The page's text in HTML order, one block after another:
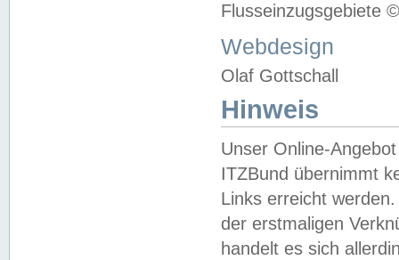
Flusseinzugsgebiete
Webdesign
Olaf Gottschall
Hinweis
Unser Online-
ITZBund übernimmt
Links erreicht
der erstmaligen
handelt es sich